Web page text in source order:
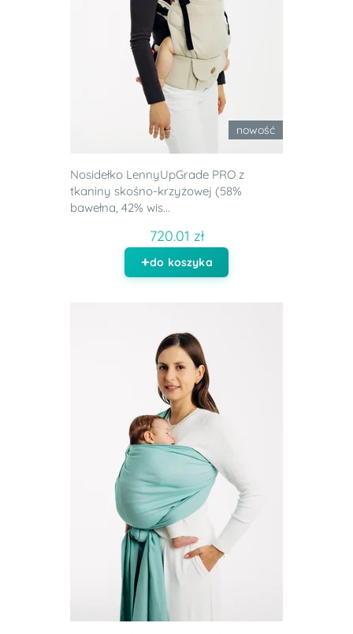
nowość
Nosidełko LennyUpGrade PRO z
tkaniny skośno-krzyżowej (58%
bawełna, 42% wis...
720.01 zł
do koszyka